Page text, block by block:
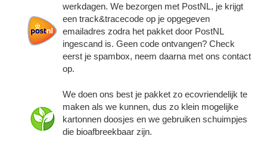
werkdagen. We bezorgen met PostNL, je krijgt
een track&tracecode op je opgegeven
emailadres zodra het pakket door PostNL
ingescand is. Geen code ontvangen? Check
eerst je spambox, neem daarna met ons contact
op.
We doen ons best je pakket zo ecovriendelijk te
maken als we kunnen, dus zo klein mogelijke
kartonnen doosjes en we gebruiken schuimpjes
die bioafbreekbaar zijn.